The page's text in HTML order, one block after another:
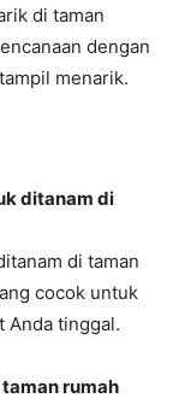
di taman
dengan
menarik.
ditanam di
di taman
cocok untuk
Anda tinggal.
rumah